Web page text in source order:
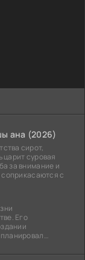
ана (2026)
сирот,
царит суровая
за внимание и
соприкасаются с
Его